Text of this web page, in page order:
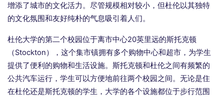
增添了城市的文化活力。尽管规模相对较小，但杜伦以其独特
的文化氛围和友好纯朴的气息吸引着人们。
杜伦大学的第二个校园位于离市中心20英里远的斯托克顿
（Stockton），这个集市镇拥有多个购物中心和超市，为学生
提供了便利的购物和生活设施。斯托克顿和杜伦之间有频繁的
公共汽车运行，学生可以方便地前往两个校园之间。无论是住
在杜伦还是斯托克顿的学生，大学的各个设施都位于步行范围